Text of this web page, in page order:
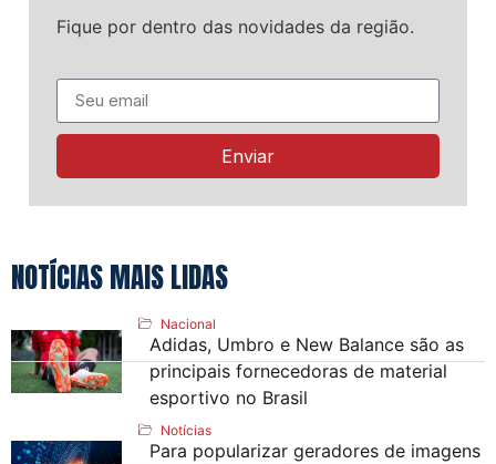
Fique por dentro das novidades da região.
Enviar
NOTÍCIAS MAIS LIDAS
Nacional
Adidas, Umbro e New Balance são as
principais fornecedoras de material
esportivo no Brasil
Notícias
Para popularizar geradores de imagens